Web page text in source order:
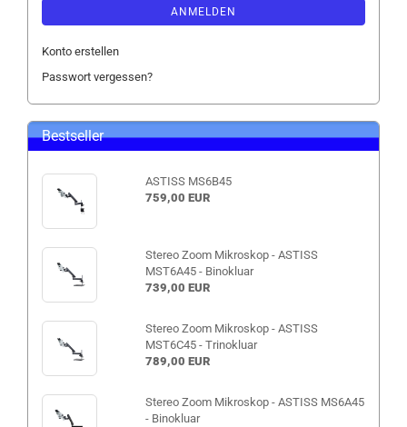
ANMELDEN
Konto erstellen
Passwort vergessen?
Bestseller
ASTISS MS6B45
759,00 EUR
Stereo Zoom Mikroskop - ASTISS
MST6A45 - Binokluar
739,00 EUR
Stereo Zoom Mikroskop - ASTISS
MST6C45 - Trinokluar
789,00 EUR
Stereo Zoom Mikroskop - ASTISS MS6A45
- Binokluar